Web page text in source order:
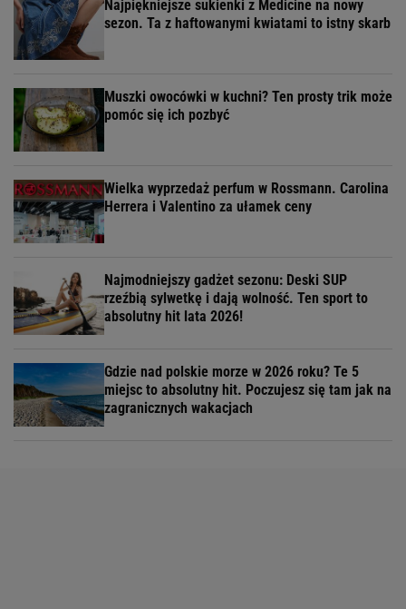
Najpiękniejsze sukienki z Medicine na nowy
sezon. Ta z haftowanymi kwiatami to istny skarb
Muszki owocówki w kuchni? Ten prosty trik może
pomóc się ich pozbyć
Wielka wyprzedaż perfum w Rossmann. Carolina
Herrera i Valentino za ułamek ceny
Najmodniejszy gadżet sezonu: Deski SUP
rzeźbią sylwetkę i dają wolność. Ten sport to
absolutny hit lata 2026!
Gdzie nad polskie morze w 2026 roku? Te 5
miejsc to absolutny hit. Poczujesz się tam jak na
zagranicznych wakacjach